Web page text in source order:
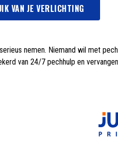
VAN JE VERLICHTING
nemen. Niemand wil met
van 24/7 pechhulp en